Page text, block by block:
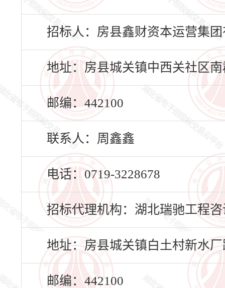
招标人：房县鑫财资本运营集
地址：房县城关镇中西关社区南
邮编：442100
联系人：周鑫鑫
电话：0719-3228678
招标代理机构：湖北瑞驰工程
地址：房县城关镇白土村新水厂
邮编：442100